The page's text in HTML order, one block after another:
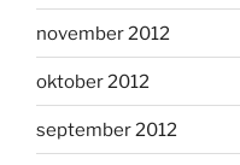
november 2012
oktober 2012
september 2012